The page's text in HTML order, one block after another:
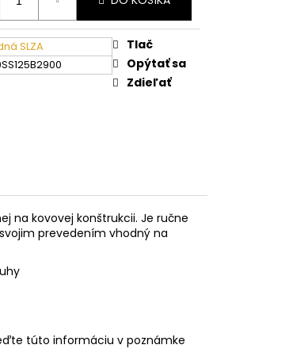
SLZA
Tlač
Opýtať sa
Zdieľať
na kovovej konštrukcii. Je ručne
prevedením vhodný na
túto informáciu v poznámke